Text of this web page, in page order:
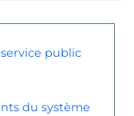
public
du système